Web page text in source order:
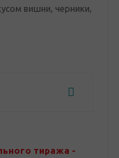
вишни, черники,
тиража -